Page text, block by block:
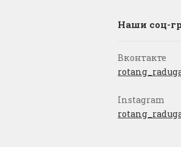
Наши соц-
Вконтакте
Instagram